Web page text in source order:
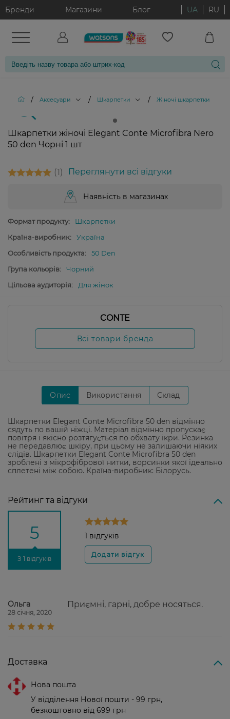
Бренди Магазини Блог UA RU
/ Аксесуари / Шкарпетки / Жіночі шкарпетки
Шкарпетки жіночі Elegant Conte Microfibra Nero
50 den Чорні 1 шт
1 Переглянути всі відгуки
Наявність в магазинах
Формат продукту:
Шкарпетки
Країна-виробник:
Україна
Особливість продукта:
50 Den
Група кольорів:
Чорний
Цільова аудиторія:
Для жінок
CONTE
Всі товари бренда
Опис Використання Склад
Шкарпетки Elegant Conte Microfibra 50 den відмінно
сядуть по вашій ніжці. Матеріал відмінно пропускає
повітря і якісно розтягується по обхвату ікри. Резинка
не передавлює шкіру, при цьому не залишаючи ніяких
слідів. Шкарпетки Elegant Conte Microfibra 50 den
зроблені з мікрофібрової нитки, ворсинки якої ідеально
сплетені між собою. Країна-виробник: Білорусь.
Рейтинг та відгуки
5
З 1 відгуків
1 відгуків
Ольга
28 січня, 2020
Приємні, гарні, добре носяться.
Доставка
Нова пошта
У відділення Нової пошти - 99 грн,
безкоштовно від 699 грн